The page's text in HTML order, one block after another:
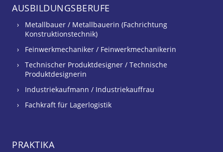
AUSBILDUNGSBERUFE
Metallbauer / Metallbauerin (Fachrichtung
Konstruktionstechnik)
Feinwerkmechaniker / Feinwerkmechanikerin
Technischer Produktdesigner / Technische
Produktdesignerin
Industriekaufmann / Industriekauffrau
Fachkraft für Lagerlogistik
PRAKTIKA